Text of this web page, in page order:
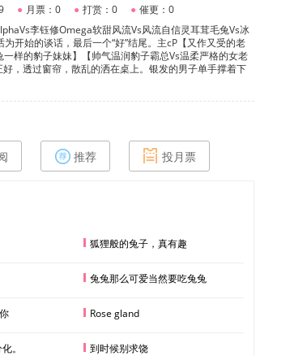
● 月票：0 ● 打赏：0 ● 催更：0
李钰修Omega软甜风流Vs风流自信灵耳茸毛兔Vs冰
开始的谈话，最后一个“好”结尾。主cP【又作又受的老
样的豹子妹妹】【帅气温润豹子霸总Vs温柔严格的女老
，透过窗帘，散乱的洒在桌上。银发的男子单手撑着下
子，看起来软萌萌的，很好欺负。不知不觉，唇角带了些
光。窗外的小兔子感受到了这眼光，侧过头看来，似乎是
，一副玩味的样子，似乎是等着猎物上钩的猎人，永远的
推荐 投月票
狐狸般的兔子，真有趣
兔兔那么可爱当然要吃兔兔
Rose gland
。 到时候别求饶